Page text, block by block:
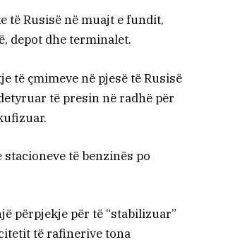
të Rusisë në muajt e fundit,
depot dhe terminalet.
të çmimeve në pjesë të Rusisë
të presin në radhë për
stacioneve të benzinës po
përpjekje për të “stabilizuar”
të rafinerive tona